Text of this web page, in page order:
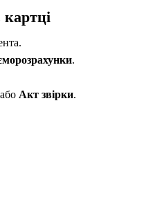
.
Акт звірки.